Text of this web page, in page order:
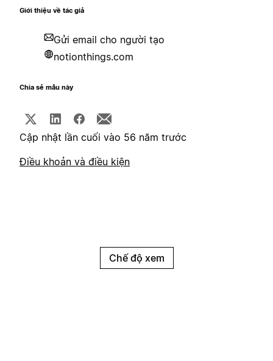
Giới thiệu về tác giả
Gửi email cho người tạo
notionthings.com
Chia sẻ mẫu này
Cập nhật lần cuối vào 56 năm trước
Điều khoản và điều kiện
Chế độ xem